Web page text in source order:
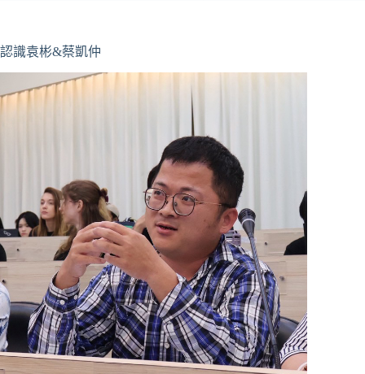
認識袁彬&蔡凱仲